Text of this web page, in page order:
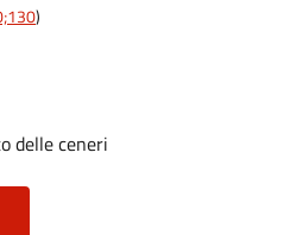
)
delle ceneri